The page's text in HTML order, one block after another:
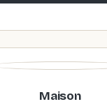
Maison